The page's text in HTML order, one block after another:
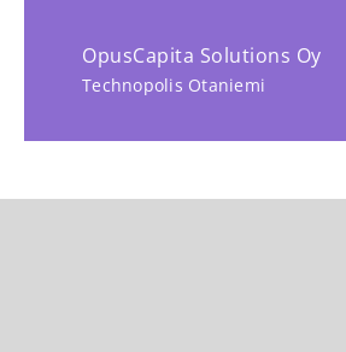
OpusCapita Solutions Oy
Technopolis Otaniemi